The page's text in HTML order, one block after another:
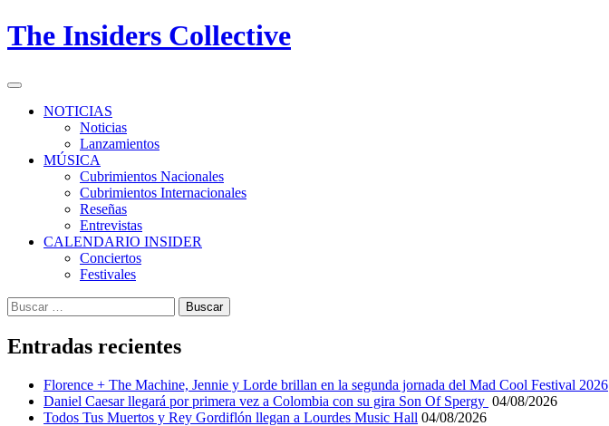
Skip
to
The Insiders Collective
Primary
NOTICIAS
Noticias
Lanzamientos
MÚSICA
Cubrimientos Nacionales
Cubrimientos Internacionales
Reseñas
Entrevistas
CALENDARIO INSIDER
Conciertos
Festivales
Buscar:
Entradas recientes
Florence + The Machine, Jennie y Lorde brillan en la segunda jornada del Mad Cool Festival 2026
Daniel Caesar llegará por primera vez a Colombia con su gira Son Of Spergy 04/08/2026
Todos Tus Muertos y Rey Gordiflón llegan a Lourdes Music Hall 04/08/2026